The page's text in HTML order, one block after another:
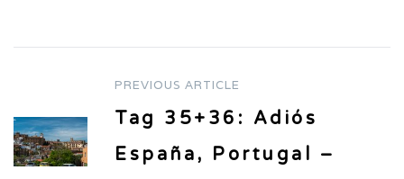
navigation
PREVIOUS ARTICLE
Tag 35+36: Adiós
España, Portugal –